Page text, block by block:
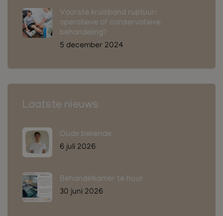
Voorste kruisband ruptuur:
operatieve of conservatieve
behandeling?
5 december 2024
Laatste nieuws
Oude bekende
6 juli 2026
Behandelkamer te huur
30 juni 2026